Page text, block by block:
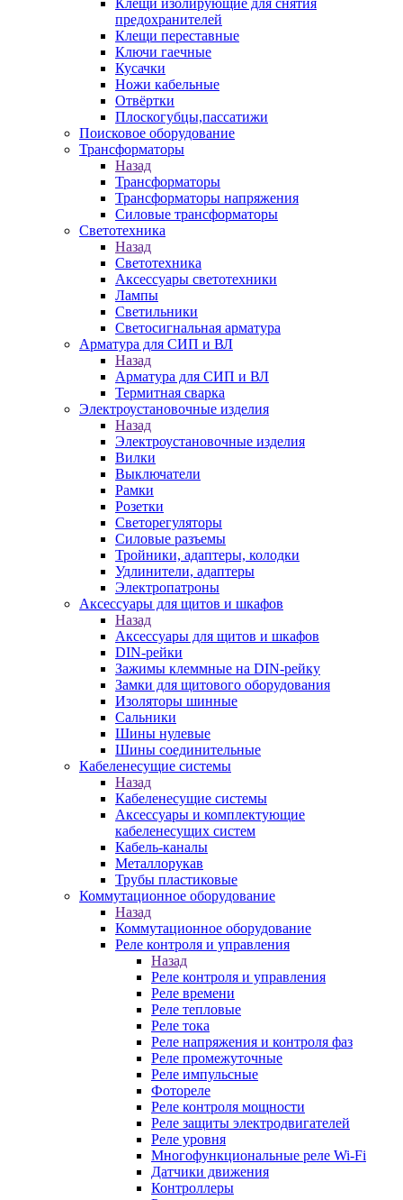
Клещи изолирующие для снятия
предохранителей
Клещи переставные
Ключи гаечные
Кусачки
Ножи кабельные
Отвёртки
Плоскогубцы,пассатижи
Поисковое оборудование
Трансформаторы
Назад
Трансформаторы
Трансформаторы напряжения
Силовые трансформаторы
Светотехника
Назад
Светотехника
Аксессуары светотехники
Лампы
Светильники
Светосигнальная арматура
Арматура для СИП и ВЛ
Назад
Арматура для СИП и ВЛ
Термитная сварка
Электроустановочные изделия
Назад
Электроустановочные изделия
Вилки
Выключатели
Рамки
Розетки
Светорегуляторы
Силовые разъемы
Тройники, адаптеры, колодки
Удлинители, адаптеры
Электропатроны
Аксессуары для щитов и шкафов
Назад
Аксессуары для щитов и шкафов
DIN-рейки
Зажимы клеммные на DIN-рейку
Замки для щитового оборудования
Изоляторы шинные
Сальники
Шины нулевые
Шины соединительные
Кабеленесущие системы
Назад
Кабеленесущие системы
Аксессуары и комплектующие
кабеленесущих систем
Кабель-каналы
Металлорукав
Трубы пластиковые
Коммутационное оборудование
Назад
Коммутационное оборудование
Реле контроля и управления
Назад
Реле контроля и управления
Реле времени
Реле тепловые
Реле тока
Реле напряжения и контроля фаз
Реле промежуточные
Реле импульсные
Фотореле
Реле контроля мощности
Реле защиты электродвигателей
Реле уровня
Многофункциональные реле Wi-Fi
Датчики движения
Контроллеры